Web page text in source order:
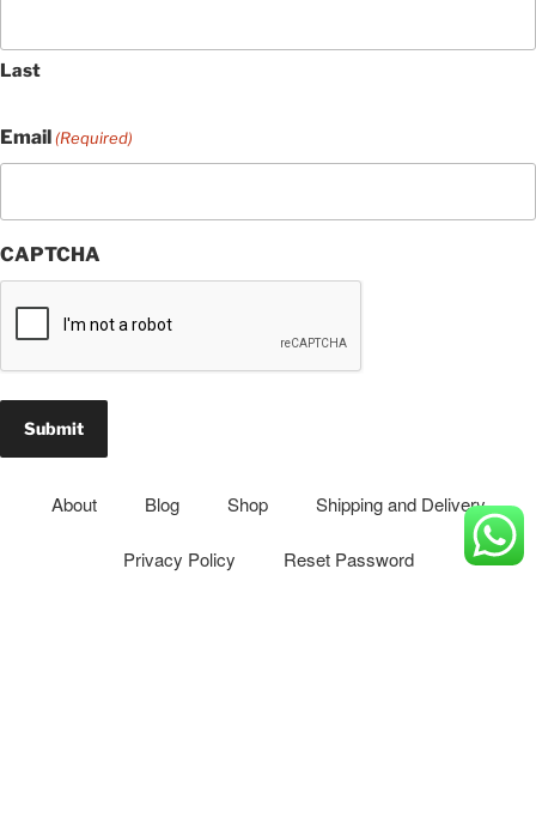
Last
Email (Required)
CAPTCHA
About Blog Shop Shipping and Delivery
Privacy Policy Reset Password